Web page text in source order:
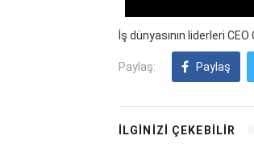
İş dünyasının liderleri
Paylaş: Paylaş
İLGİNİZİ ÇEKEBİLİR